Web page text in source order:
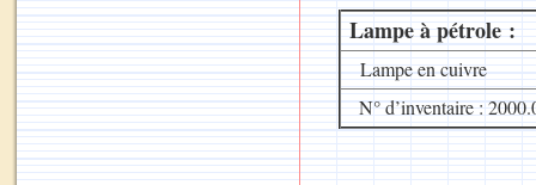
Lampe à pétrole :
Lampe en cuivre
N° d’inventaire :